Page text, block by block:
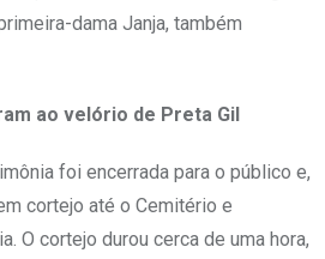
dama Janja, também
ao velório de Preta Gil
foi encerrada para o público e,
cortejo até o Cemitério e
O cortejo durou cerca de uma hora,